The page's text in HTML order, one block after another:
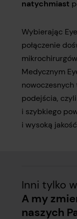
natychmiast
Wybierając
połączenie
Medycznym
podejścia,
i szybkiego
i wysoką
Inni tylko
A my
naszych